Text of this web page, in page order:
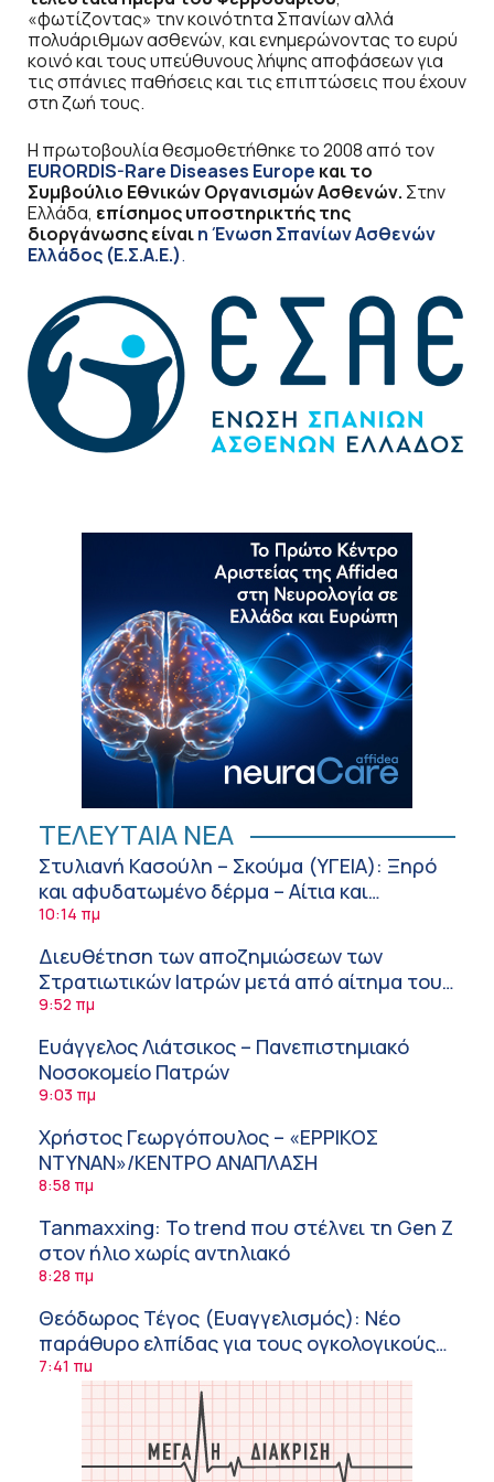
«φωτίζοντας» την κοινότητα Σπανίων αλλά
πολυάριθμων ασθενών, και ενημερώνοντας το ευρύ
κοινό και τους υπεύθυνους λήψης αποφάσεων για
τις σπάνιες παθήσεις και τις επιπτώσεις που έχουν
στη ζωή τους.
Η πρωτοβουλία θεσμοθετήθηκε το 2008 από τον
EURORDIS-Rare Diseases Europe και το
Συμβούλιο Εθνικών Οργανισμών Ασθενών. Στην
Ελλάδα, επίσημος υποστηρικτής της
διοργάνωσης είναιη Ένωση Σπανίων Ασθενών
Ελλάδος (Ε.Σ.Α.Ε.).
ΤΕΛΕΥΤΑΙΑ ΝΕΑ
Στυλιανή Κασούλη – Σκούμα (ΥΓΕΙΑ): Ξηρό
και αφυδατωμένο δέρμα – Αίτια και
αντιμετώπιση
10:14 πμ
Διευθέτηση των αποζημιώσεων των
Στρατιωτικών Ιατρών μετά από αίτημα του
ΙΣΑ
9:52 πμ
Ευάγγελος Λιάτσικος – Πανεπιστημιακό
Νοσοκομείο Πατρών
9:03 πμ
Χρήστος Γεωργόπουλος – «ΕΡΡΙΚΟΣ
ΝΤΥΝΑΝ»/ΚΕΝΤΡΟ ΑΝΑΠΛΑΣΗ
8:58 πμ
Tanmaxxing: To trend που στέλνει τη Gen Z
στον ήλιο χωρίς αντηλιακό
8:28 πμ
Θεόδωρος Τέγος (Ευαγγελισμός): Νέο
παράθυρο ελπίδας για τους ογκολογικούς
ασθενείς μέσω κλινικών δοκιμών
7:41 πμ
Ασφάλεια στο νερό: 8 χρήσιμες οδηγίες
από τον Ελληνικό Ερυθρό Σταυρό